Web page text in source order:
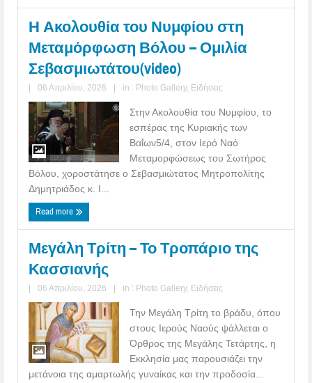
Η Ακολουθία του Νυμφίου στη
Μεταμόρφωση Βόλου – Ομιλία
Σεβασμιωτάτου(video)
| 06 Απριλίου, 2026 | in : Photo Gallery, Ειδήσεις
Στην Ακολουθία του Νυμφίου, το
εσπέρας της Κυριακής των
Βαΐων5/4, στον Ιερό Ναό
Μεταμορφώσεως του Σωτήρος
Βόλου, χοροστάτησε ο Σεβασμιώτατος Μητροπολίτης
Δημητριάδος κ. Ι...
Read more
Μεγάλη Τρίτη – Το Τροπάριο της
Κασσιανής
| 06 Απριλίου, 2026 | in : Photo Gallery, Ειδήσεις
Την Μεγάλη Τρίτη το βράδυ, όπου
στους Ιερούς Ναούς ψάλλεται ο
Όρθρος της Μεγάλης Τετάρτης, η
Εκκλησία μας παρουσιάζει την
μετάνοια της αμαρτωλής γυναίκας και την προδοσία...